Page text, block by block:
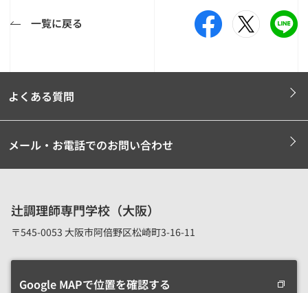
一覧に戻る
よくある質問
メール・お電話でのお問い合わせ
辻調理師専門学校（大阪）
〒545-0053 大阪市阿倍野区松崎町3-16-11
Google MAPで位置を確認する